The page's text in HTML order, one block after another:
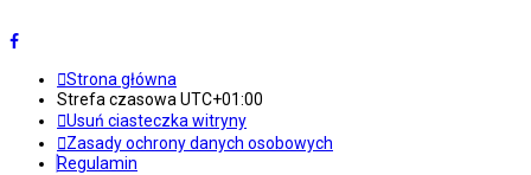
Strona główna
Strefa czasowa UTC+01:00
Usuń ciasteczka witryny
Zasady ochrony danych osobowych
Regulamin